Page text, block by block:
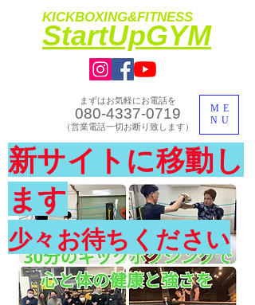
KICKBOXING&FITNESS
​StartUpGYM
ME
NU
まずはお気軽にお電話を
080-4337-0719
​（営業電話一切お断り致します）
​体験入会実施中
新サイトに移動し
ます
少々お待ちください